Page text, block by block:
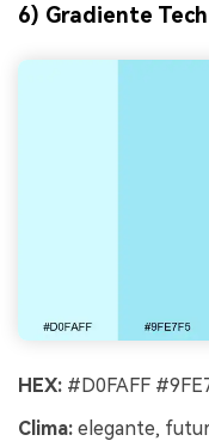
6) Gradiente
HEX: #D0FAFF
Clima: elegante,